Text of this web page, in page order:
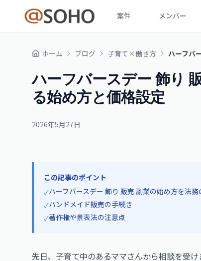
案件 メンバー
ホーム ブログ 子育て×働き方 ハーフバ
ハーフバースデー 飾り
る始め方と価格設定
2026年5月27日
この記事のポイント
✓ハーフバースデー 飾り 販売 副業の始め方を法
✓ハンドメイド販売の手続き
✓著作権や景表法の注意点
先日、子育て中のあるママさんから相談を受